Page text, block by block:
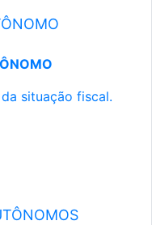
situação fiscal.